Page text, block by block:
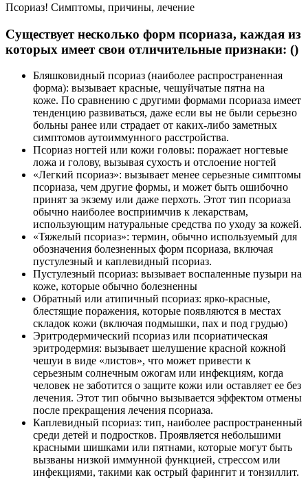
Псориаз! Симптомы, причины, лечение
Существует несколько форм псориаза, каждая из
которых имеет свои отличительные признаки: ()
Бляшковидный псориаз (наиболее распространенная
форма): вызывает красные, чешуйчатые пятна на
коже. По сравнению с другими формами псориаза имеет
тенденцию развиваться, даже если вы не были серьезно
больны ранее или страдает от каких-либо заметных
симптомов аутоиммунного расстройства.
Псориаз ногтей или кожи головы: поражает ногтевые
ложа и голову, вызывая сухость и отслоение ногтей
«Легкий псориаз»: вызывает менее серьезные симптомы
псориаза, чем другие формы, и может быть ошибочно
принят за экзему или даже перхоть. Этот тип псориаза
обычно наиболее восприимчив к лекарствам,
использующим натуральные средства по уходу за кожей.
«Тяжелый псориаз»: термин, обычно используемый для
обозначения болезненных форм псориаза, включая
пустулезный и каплевидный псориаз.
Пустулезный псориаз: вызывает воспаленные пузыри на
коже, которые обычно болезненны
Обратный или атипичный псориаз: ярко-красные,
блестящие поражения, которые появляются в местах
складок кожи (включая подмышки, пах и под грудью)
Эритродермический псориаз или псориатическая
эритродермия: вызывает шелушение красной кожной
чешуи в виде «листов», что может привести к
серьезным солнечным ожогам или инфекциям, когда
человек не заботится о защите кожи или оставляет ее без
лечения. Этот тип обычно вызывается эффектом отмены
после прекращения лечения псориаза.
Каплевидный псориаз: тип, наиболее распространенный
среди детей и подростков. Проявляется небольшими
красными шишками или пятнами, которые могут быть
вызваны низкой иммунной функцией, стрессом или
инфекциями, такими как острый фарингит и тонзиллит.